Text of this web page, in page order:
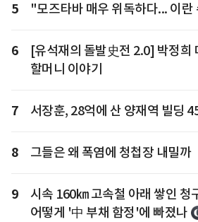
5 "모즈타바 매우 위독하다... 이
6
[유석재의 돌발史전 2.0] 박정희
할머니 이야기
7 서장훈, 28억에 산 양재역 빌딩
8 그들은 왜 폭염에 청첩장 내밀까
9
시속 160㎞ 고속철 아래 쌓인
어떻게 '中 부채 함정'에 빠졌나